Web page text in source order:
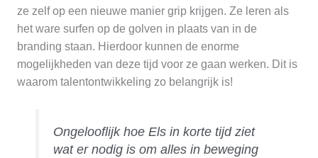
ze zelf op een nieuwe manier grip krijgen. Ze leren als
het ware surfen op de golven in plaats van in de
branding staan. Hierdoor kunnen de enorme
mogelijkheden van deze tijd voor ze gaan werken. Dit is
waarom talentontwikkeling zo belangrijk is!
Ongelooflijk hoe Els in korte tijd ziet
wat er nodig is om alles in beweging